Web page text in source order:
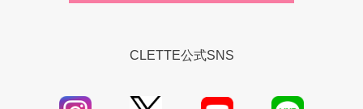
CLETTE公式SNS